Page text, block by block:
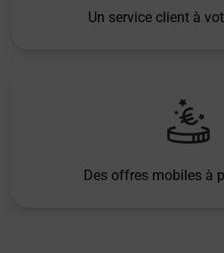
Un service client à
Des offres mobiles à